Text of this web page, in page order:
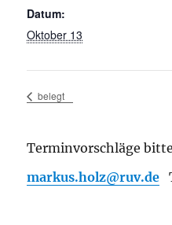
Datum:
Oktober 13
belegt
Terminvorschläge
markus.holz@ruv.de